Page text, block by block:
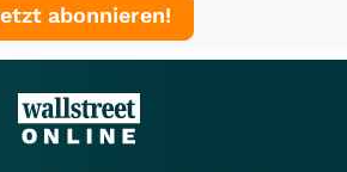
abonnieren!